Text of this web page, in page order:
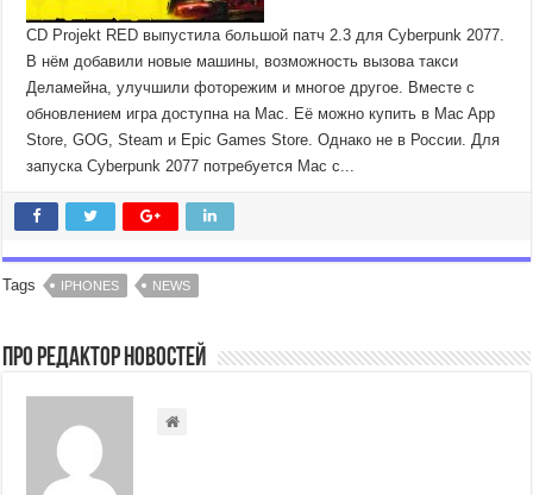
CD Projekt RED выпустила большой патч 2.3 для Cyberpunk 2077.
В нём добавили новые машины, возможность вызова такси
Деламейна, улучшили фоторежим и многое другое. Вместе с
обновлением игра доступна на Mac. Её можно купить в Mac App
Store, GOG, Steam и Epic Games Store. Однако не в России. Для
запуска Cyberpunk 2077 потребуется Mac с...
Tags IPHONES NEWS
Про Редактор Новостей